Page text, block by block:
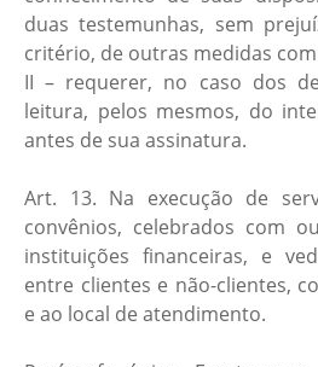
duas testemunhas, sem
critério, de outras medidas
II – requerer, no caso dos
leitura, pelos mesmos, do
antes de sua assinatura.
Art. 13. Na execução de
convênios, celebrados com
instituições financeiras, e
entre clientes e não-clientes,
e ao local de atendimento.